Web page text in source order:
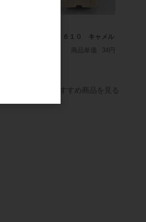
ＶＫ－６１０ キャメル
商品単価
34円
すべてのおすすめ商品を見る